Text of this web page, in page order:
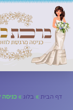
דף הבית» בלוג»